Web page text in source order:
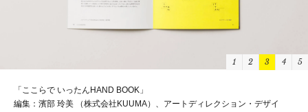
「FLOOR GUIDE & MAP」
編集：濱部 玲美 （株式会社KUUMA）、アートディレクション・デザイ
1 2 3 4 5